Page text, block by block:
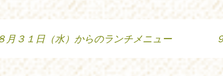
ゲーション
月３１日（水）からのランチメニュー